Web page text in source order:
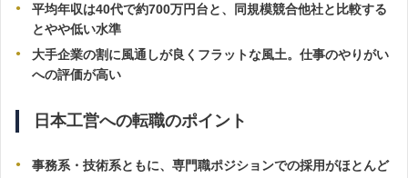
平均年収は40代で約700万円台と、同規模競合他社と比較する
とやや低い水準
大手企業の割に風通しが良くフラットな風土。仕事のやりがい
への評価が高い
日本工営への転職のポイント
事務系・技術系ともに、専門職ポジションでの採用がほとんど